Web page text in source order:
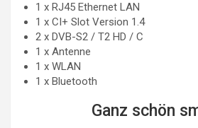
1 x RJ45 Ethernet LAN
1 x CI+ Slot Version 1.4
2 x DVB-S2 / T2 HD / C
1 x Antenne
1 x WLAN
1 x Bluetooth
Ganz schön